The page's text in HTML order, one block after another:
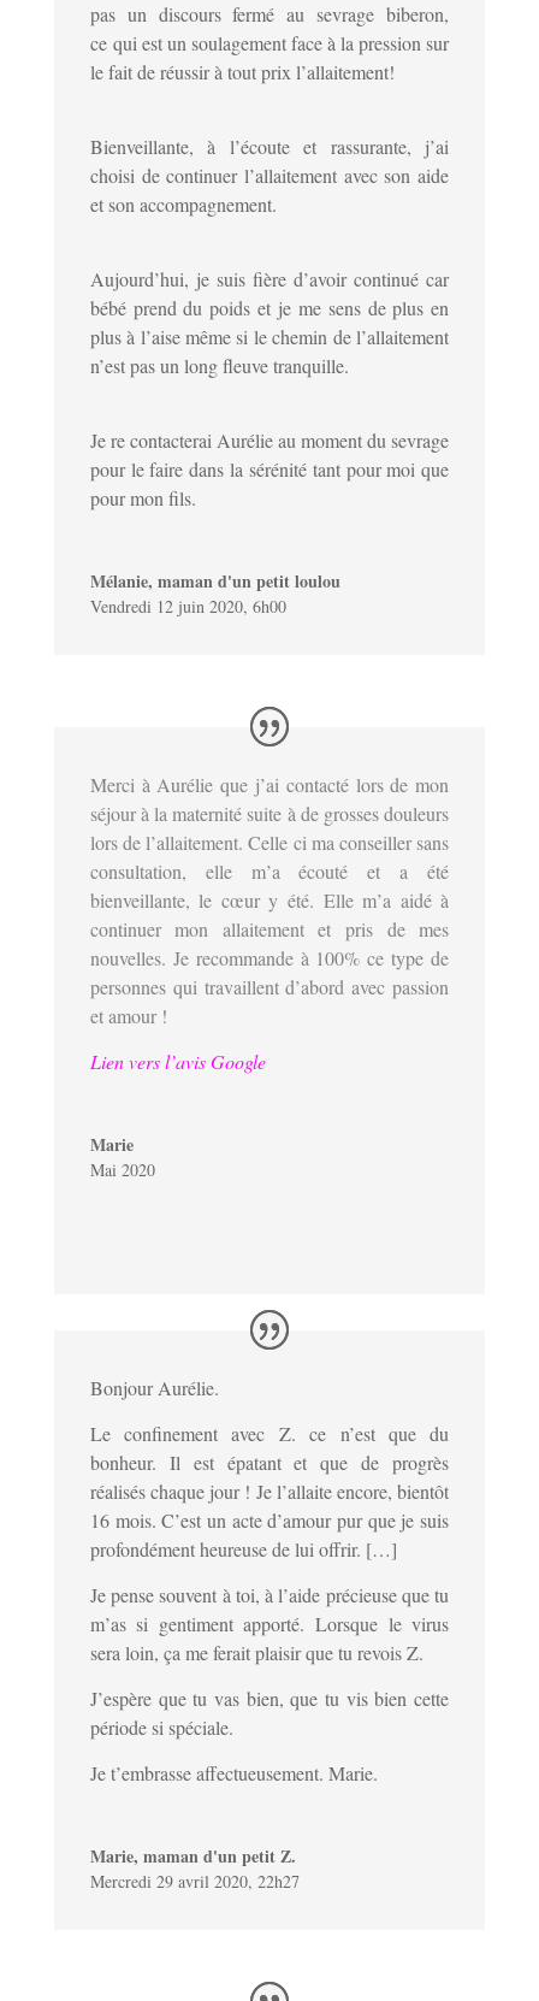
pas un discours fermé au sevrage biberon,
cequi est un soulagement face à la pression sur
le fait de réussir à tout prix l’allaitement!
Bienveillante, à l’écoute et rassurante, j’ai
choisi de continuer l’allaitement avec son aide
et son accompagnement.
Aujourd’hui, je suis fière d’avoir continué car
bébé prend du poids et je me sens de plus en
plus à l’aise même si le chemin de l’allaitement
n’est pas un long fleuve tranquille.
Je re contacterai Aurélie au moment du sevrage
pour le faire dans la sérénité tant pour moi que
pour mon fils.
Mélanie, maman d'un petit loulou
Vendredi 12 juin 2020, 6h00
Merci à Aurélie que j’ai contacté lors de mon
séjour à la maternité suite à de grosses douleurs
lors de l’allaitement. Celle ci ma conseiller sans
consultation, elle m’a écouté et a été
bienveillante, le cœur y été. Elle m’a aidé à
continuer mon allaitement et pris de mes
nouvelles. Je recommande à 100% ce type de
personnes qui travaillent d’abord avec passion
et amour !
Lien vers l’avis Google
Marie
Mai 2020
Bonjour Aurélie.
Le confinement avec Z. ce n’est que du
bonheur. Il est épatant et que de progrès
réalisés chaque jour ! Je l’allaite encore, bientôt
16 mois. C’est un acte d’amour pur que je suis
profondément heureuse de lui offrir. […]
Je pense souvent à toi, à l’aide précieuse que tu
m’as si gentiment apporté. Lorsque le virus
sera loin, ça me ferait plaisir que tu revois Z.
J’espère que tu vas bien, que tu vis bien cette
période si spéciale.
Je t’embrasse affectueusement. Marie.
Marie, maman d'un petit Z.
Mercredi 29 avril 2020, 22h27